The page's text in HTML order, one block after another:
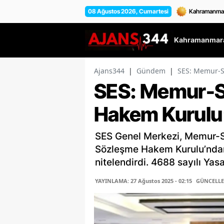
08 Ağustos 2026, Cumartesi
Ajans344 | Gündem | SES: Memur-
SES: Memur-
Hakem
SES Genel Merkezi,
Sözleşme Hakem
nitelendirdi. 4688 sayılı
YAYINLAMA: 27 Ağustos 2025 - 02:15